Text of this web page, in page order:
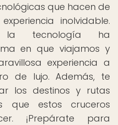
que hacen de
inolvidable.
la tecnología ha
en que viajamos y
experiencia a
de lujo. Además, te
los destinos y rutas
que estos cruceros
¡Prepárate para